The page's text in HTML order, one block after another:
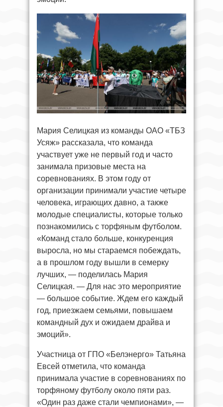
Мария Селицкая из команды ОАО «ТБЗ
Усяж» рассказала, что команда
участвует уже не первый год и часто
занимала призовые места на
соревнованиях. В этом году от
организации принимали участие четыре
человека, играющих давно, а также
молодые специалисты, которые только
познакомились с торфяным футболом.
«Команд стало больше, конкуренция
выросла, но мы стараемся побеждать,
а в прошлом году вышли в семерку
лучших, — поделилась Мария
Селицкая. — Для нас это мероприятие
— большое событие. Ждем его каждый
год, приезжаем семьями, повышаем
командный дух и ожидаем драйва и
эмоций».
Участница от ГПО «Белэнерго» Татьяна
Евсей отметила, что команда
принимала участие в соревнованиях по
торфяному футболу около пяти раз.
«Один раз даже стали чемпионами», —